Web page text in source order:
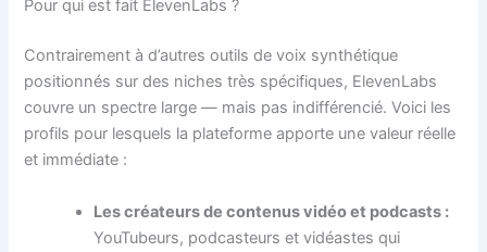
Pour qui est fait ElevenLabs ?
Contrairement à d’autres outils de voix synthétique
positionnés sur des niches très spécifiques, ElevenLabs
couvre un spectre large — mais pas indifférencié. Voici les
profils pour lesquels la plateforme apporte une valeur réelle
et immédiate :
Les créateurs de contenus vidéo et podcasts :
YouTubeurs, podcasteurs et vidéastes qui